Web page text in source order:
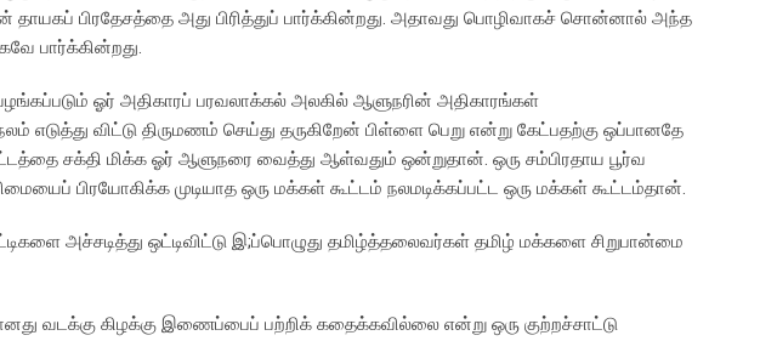
தாயகப் பிரதேசத்தை அது பிரித்துப் பார்க்கின்றது. அதாவது பொழிவாகச் சொன்னால் அந்த
பார்க்கின்றது.
ஓர் அதிகாரப் பரவலாக்கல் அலகில் ஆளுநரின் அதிகாரங்கள்
எடுத்து விட்டு திருமணம் செய்து தருகிறேன் பிள்ளை பெறு என்று கேட்பதற்கு ஒப்பானதே
சக்தி மிக்க ஓர் ஆளுநரை வைத்து ஆள்வதும் ஒன்றுதான். ஒரு சம்பிரதாய பூர்வ
பிரயோகிக்க முடியாத ஒரு மக்கள் கூட்டம் நலமடிக்கப்பட்ட ஒரு மக்கள் கூட்டம்தான்.
அச்சடித்து ஒட்டிவிட்டு இ;ப்பொழுது தமிழ்த்தலைவர்கள் தமிழ் மக்களை சிறுபான்மை
வடக்கு கிழக்கு இணைப்பைப் பற்றிக் கதைக்கவில்லை என்று ஒரு குற்றச்சாட்டு